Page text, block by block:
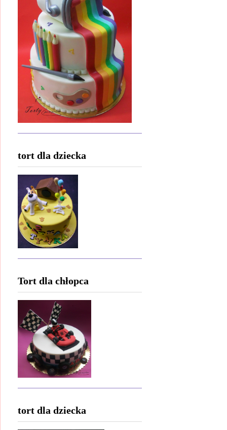
tort dla dziecka
Tort dla chłopca
tort dla dziecka